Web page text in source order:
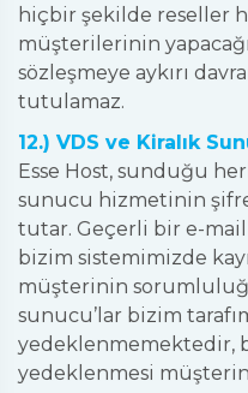
hiçbir şekilde reseller
müşterilerinin
sözleşmeye aykırı
tutulamaz.
12.) VDS ve Kiralık
Esse Host, sunduğu
sunucu hizmetinin
tutar. Geçerli bir e-
bizim sistemimizde
müşterinin
sunucu’lar bizim
yedeklenmemektedir,
yedeklenmesi